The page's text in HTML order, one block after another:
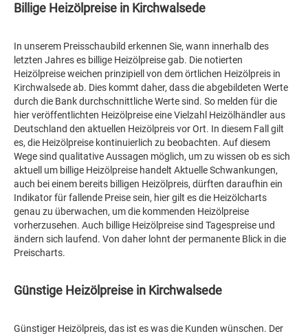
Billige Heizölpreise in Kirchwalsede
In unserem Preisschaubild erkennen Sie, wann innerhalb des
letzten Jahres es billige Heizölpreise gab. Die notierten
Heizölpreise weichen prinzipiell von dem örtlichen Heizölpreis in
Kirchwalsede ab. Dies kommt daher, dass die abgebildeten Werte
durch die Bank durchschnittliche Werte sind. So melden für die
hier veröffentlichten Heizölpreise eine Vielzahl Heizölhändler aus
Deutschland den aktuellen Heizölpreis vor Ort. In diesem Fall gilt
es, die Heizölpreise kontinuierlich zu beobachten. Auf diesem
Wege sind qualitative Aussagen möglich, um zu wissen ob es sich
aktuell um billige Heizölpreise handelt Aktuelle Schwankungen,
auch bei einem bereits billigen Heizölpreis, dürften daraufhin ein
Indikator für fallende Preise sein, hier gilt es die Heizölcharts
genau zu überwachen, um die kommenden Heizölpreise
vorherzusehen. Auch billige Heizölpreise sind Tagespreise und
ändern sich laufend. Von daher lohnt der permanente Blick in die
Preischarts.
Günstige Heizölpreise in Kirchwalsede
Günstiger Heizölpreis, das ist es was die Kunden wünschen. Der